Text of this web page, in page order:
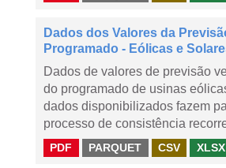
Dados dos Valores da
Programado - Eólicas e
Dados de valores de previsão
do programado de usinas
dados disponibilizados fazem
processo de consistência
PDF PARQUET CSV XLSX